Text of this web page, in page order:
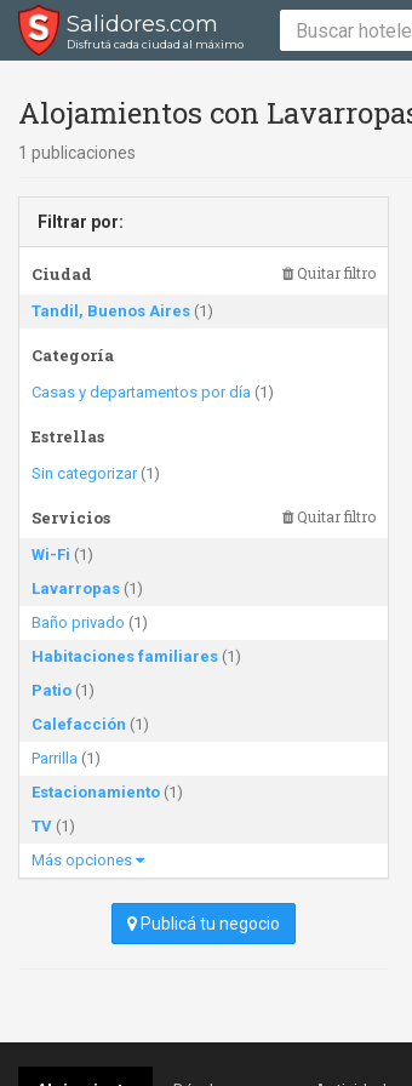
Salidores.com
Disfrutá cada ciudad al máximo
Alojamientos con
1 publicaciones
Filtrar por:
Ciudad Quitar filtro
Tandil, Buenos Aires (1)
Categoría
Casas y departamentos por día (1)
Estrellas
Sin categorizar(1)
Servicios Quitar filtro
Wi-Fi (1)
Lavarropas (1)
Baño privado (1)
Habitaciones familiares (1)
Patio (1)
Calefacción (1)
Parrilla (1)
Estacionamiento (1)
TV (1)
Más opciones
Publicá tu negocio